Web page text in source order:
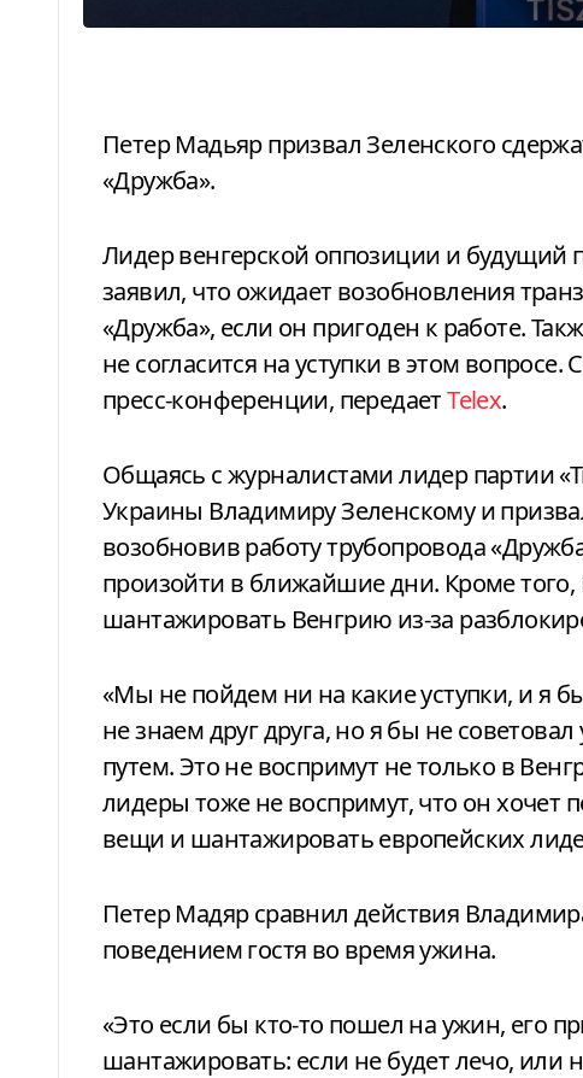
Петер Мадьяр призвал Зеленского сдержать обещание и открыть нефтепровод
«Дружба».
Лидер венгерской оппозиции и будущий премьер-министр Петер Мадьяр
заявил, что ожидает возобновления
«Дружба», если он пригоден к работе.
не согласится на уступки в этом
пресс-конференции, передаетTelex.
Общаясь с журналистами лидер партии
Украины Владимиру Зеленскому и
возобновив работу трубопровода
произойти в ближайшие дни. Кроме
шантажировать Венгрию из-за
«Мы не пойдем ни на какие уступки, и я
не знаем друг друга, но я бы не
путем. Это не воспримут не только в
лидеры тоже не воспримут, что он хочет
вещи и шантажировать европейских
Петер Мадяр сравнил действия
поведением гостя во время ужина.
«Это если бы кто-то пошел на ужин, его
шантажировать: если не будет лечо, или